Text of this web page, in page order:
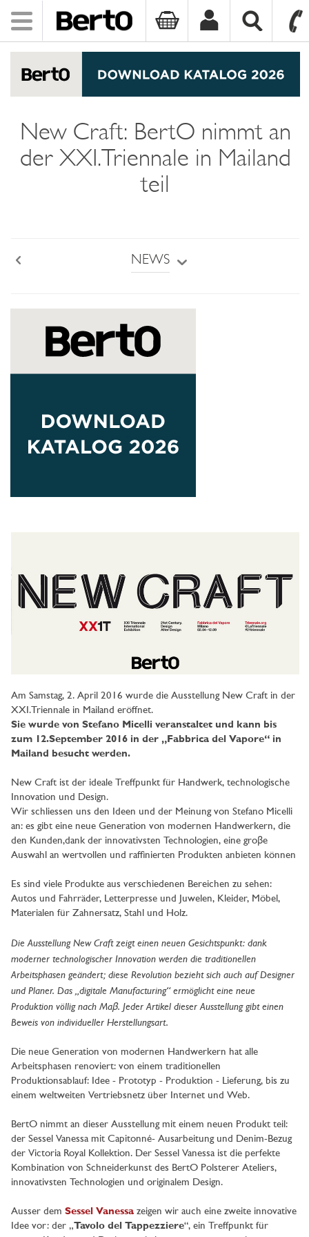
Toggle
navigation
New Craft: BertO nimmt an
der XXI.Triennale in Mailand
teil
NEWS
Am Samstag, 2. April 2016 wurde die Ausstellung New Craft in der
XXI.Triennale in Mailand eröffnet.
Sie wurde von Stefano Micelli veranstaltet und kann bis
zum 12.September 2016 in der „Fabbrica del Vapore“ in
Mailand besucht werden.
New Craft ist der ideale Treffpunkt für Handwerk, technologische
Innovation und Design.
Wir schliessen uns den Ideen und der Meinung von Stefano Micelli
an: es gibt eine neue Generation von modernen Handwerkern, die
den Kunden,dank der innovativsten Technologien, eine groβe
Auswahl an wertvollen und raffinierten Produkten anbieten können
Es sind viele Produkte aus verschiedenen Bereichen zu sehen:
Autos und Fahrräder, Letterpresse und Juwelen, Kleider, Möbel,
Materialen für Zahnersatz, Stahl und Holz.
Die Ausstellung New Craft zeigt einen neuen Gesichtspunkt: dank
moderner technologischer Innovation werden die traditionellen
Arbeitsphasen geändert; diese Revolution bezieht sich auch auf Designer
und Planer. Das „digitale Manufacturing“ ermöglicht eine neue
Produktion völlig nach Maβ. Jeder Artikel dieser Ausstellung gibt einen
Beweis von individueller Herstellungsart.
Die neue Generation von modernen Handwerkern hat alle
Arbeitsphasen renoviert: von einem traditionellen
Produktionsablauf: Idee - Prototyp - Produktion - Lieferung, bis zu
einem weltweiten Vertriebsnetz über Internet und Web.
BertO nimmt an dieser Ausstellung mit einem neuen Produkt teil:
der Sessel Vanessa mit Capitonné- Ausarbeitung und Denim-Bezug
der Victoria Royal Kollektion. Der Sessel Vanessa ist die perfekte
Kombination von Schneiderkunst des BertO Polsterer Ateliers,
innovativsten Technologien und originalem Design.
Ausser dem Sessel Vanessa zeigen wir auch eine zweite innovative
Idee vor: der „Tavolo del Tappezziere“, ein Treffpunkt für